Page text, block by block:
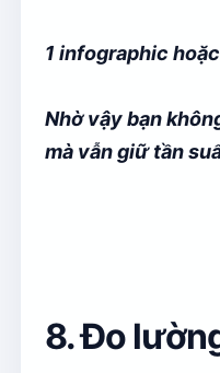
1 infographic
Nhờ vậy bạn
mà vẫn giữ tần
8. Đo